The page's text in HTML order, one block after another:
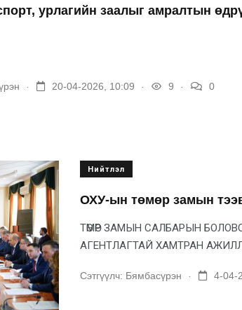
урлагийн заалыг амралтын
20-04-2026, 10:09 9 0
Нийтлэл
ОХУ-ын төмөр замын
ТӨМӨР ЗАМЫН САЛБАРЫН
АГЕНТЛАГТАЙ ХАМТРАН
Сэтгүүлч: Бямбасүрэн 4-04-